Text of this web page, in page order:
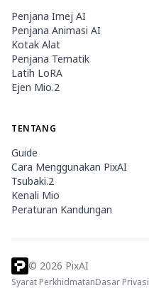
Penjana Imej AI
Penjana Animasi AI
Kotak Alat
Penjana Tematik
Latih LoRA
Ejen Mio.2
TENTANG
Guide
Cara Menggunakan PixAI
Tsubaki.2
Kenali Mio
Peraturan Kandungan
© 2026 PixAI
Syarat PerkhidmatanDasar Privasi